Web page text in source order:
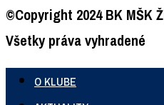
©Copyright 2024 BK MŠK
Všetky práva vyhradené
O KLUBE